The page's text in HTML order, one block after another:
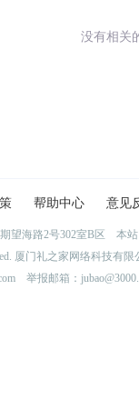
没有相关
帮助中心 意见
望海路2号302室B区 本
厦门礼之家网络科技
举报邮箱：